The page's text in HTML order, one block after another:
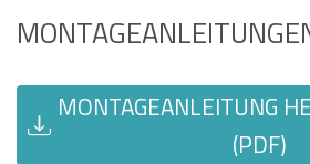
MONTAGEANLEITUNG
(PDF)